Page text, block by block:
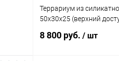
Террариум из
50x30x25 (верхний
8 800 руб. / шт